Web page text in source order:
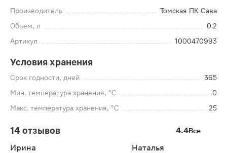
Производитель
Томская ПК Сава
Объем, л
0.2
Артикул
1000470993
Условия хранения
Срок годности, дней
365
Мин. температура хранения, °C
0
Макс. температура хранения, °C
25
14 отзывов 4.4Все
Ирина Наталья